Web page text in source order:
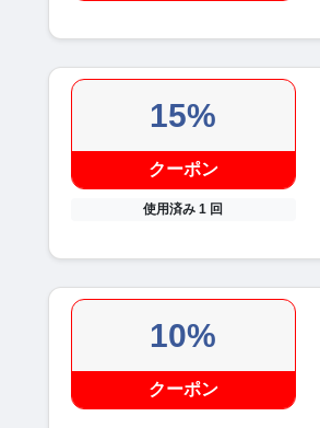
15%
クーポン
使用済み 1 回
10%
クーポン